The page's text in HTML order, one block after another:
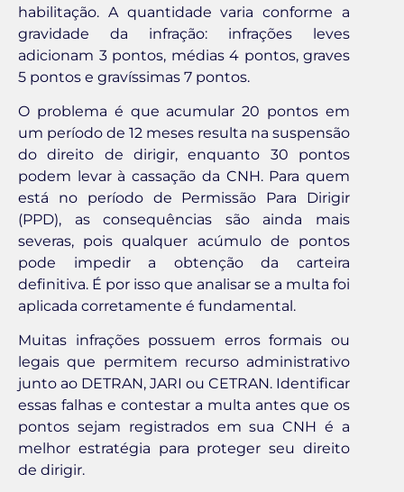
habilitação. A quantidade varia conforme a
gravidade da infração: infrações leves
adicionam 3 pontos, médias 4 pontos, graves
5 pontos e gravíssimas 7 pontos.
O problema é que acumular 20 pontos em
um período de 12 meses resulta na suspensão
do direito de dirigir, enquanto 30 pontos
podem levar à cassação da CNH. Para quem
está no período de Permissão Para Dirigir
(PPD), as consequências são ainda mais
severas, pois qualquer acúmulo de pontos
pode impedir a obtenção da carteira
definitiva. É por isso que analisar se a multa foi
aplicada corretamente é fundamental.
Muitas infrações possuem erros formais ou
legais que permitem recurso administrativo
junto ao DETRAN, JARI ou CETRAN. Identificar
essas falhas e contestar a multa antes que os
pontos sejam registrados em sua CNH é a
melhor estratégia para proteger seu direito
de dirigir.